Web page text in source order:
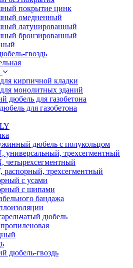
покрытие цинк
омедненный
латунированный
бронзированный
гвоздь
кирпичной кладки
монолитных зданий
дюбель для газобетона
для газобетона
дюбель с полукольцом
универсальный, трехсегментный
четырехсегментный
распорный, трехсегментный
с усами
с шипами
бандажа
дюбель
дюбель-гвоздь